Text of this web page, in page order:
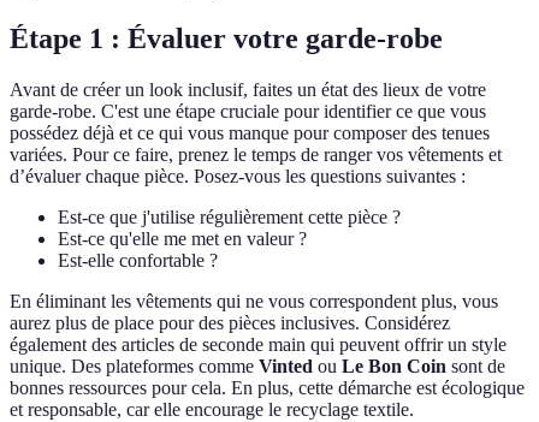
Étape 1 : Évaluer votre garde-robe
Avant de créer un look inclusif, faites un état des lieux de votre
garde-robe. C'est une étape cruciale pour identifier ce que vous
possédez déjà et ce qui vous manque pour composer des tenues
variées. Pour ce faire, prenez le temps de ranger vos vêtements et
d’évaluer chaque pièce. Posez-vous les questions suivantes :
Est-ce que j'utilise régulièrement cette pièce ?
Est-ce qu'elle me met en valeur ?
Est-elle confortable ?
En éliminant les vêtements qui ne vous correspondent plus, vous
aurez plus de place pour des pièces inclusives. Considérez
également des articles de seconde main qui peuvent offrir un style
unique. Des plateformes comme Vinted ou Le Bon Coin sont de
bonnes ressources pour cela. En plus, cette démarche est écologique
et responsable, car elle encourage le recyclage textile.